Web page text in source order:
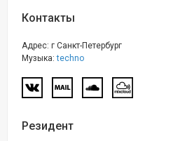
Контакты
Адрес: г Санкт-Петербург
Музыка:techno
Резидент